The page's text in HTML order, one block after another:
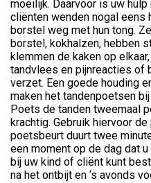
moeilijk. Daarvoor is uw
cliënten wenden nogal eens
borstel weg met hun tong.
borstel, kokhalzen, hebben
klemmen de kaken op
tandvlees en pijnreacties of
verzet. Een goede houding
maken het tandenpoetsen
Poets de tanden tweemaal
krachtig. Gebruik hiervoor
poetsbeurt duurt twee
een moment op de dag dat
bij uw kind of cliënt kunt
na het ontbijt en ‘s avonds